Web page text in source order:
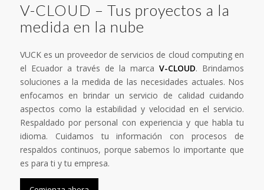
V-CLOUD – Tus proyectos a la
medida en la nube
VUCK es un proveedor de servicios de cloud computing en
el Ecuador a través de la marcaV-CLOUD. Brindamos
soluciones a la medida de las necesidades actuales. Nos
enfocamos en brindar un servicio de calidad cuidando
aspectos como la estabilidad y velocidad en el servicio.
Respaldado por personal con experiencia y que habla tu
idioma. Cuidamos tu información con procesos de
respaldos continuos, porque sabemos lo importante que
es para ti y tu empresa.